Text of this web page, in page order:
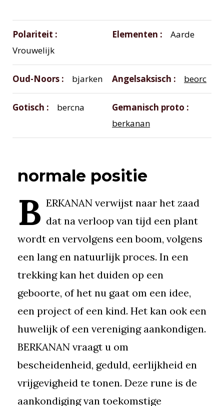
Polariteit
Vrouwelijk
Elementen Aarde
Oud-Noors bjarken Angelsaksisch beorc
Gotisch bercna
Gemanisch proto
berkanan
normale positie
B ERKANAN verwijst naar het zaad
dat na verloop van tijd een plant
wordt en vervolgens een boom, volgens
een lang en natuurlijk proces. In een
trekking kan het duiden op een
geboorte, of het nu gaat om een idee,
een project of een kind. Het kan ook een
huwelijk of een vereniging aankondigen.
BERKANAN vraagt u om
bescheidenheid, geduld, eerlijkheid en
vrijgevigheid te tonen. Deze rune is de
aankondiging van toekomstige